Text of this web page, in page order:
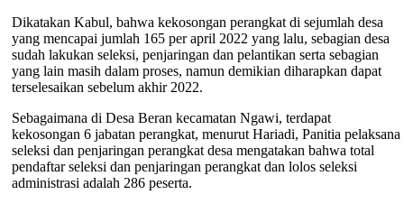
Dikatakan Kabul, bahwa kekosongan perangkat di sejumlah desa
yang mencapai jumlah 165 per april 2022 yang lalu, sebagian desa
sudah lakukan seleksi, penjaringan dan pelantikan serta sebagian
yang lain masih dalam proses, namun demikian diharapkan dapat
terselesaikan sebelum akhir 2022.
Sebagaimana di Desa Beran kecamatan Ngawi, terdapat
kekosongan 6 jabatan perangkat, menurut Hariadi, Panitia pelaksana
seleksi dan penjaringan perangkat desa mengatakan bahwa total
pendaftar seleksi dan penjaringan perangkat dan lolos seleksi
administrasi adalah 286 peserta.